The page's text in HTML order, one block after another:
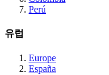
Perú
유럽
Europe
España